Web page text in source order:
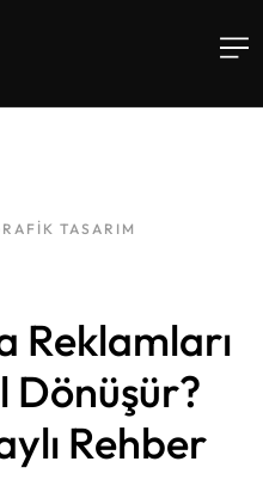
TASARIM
Reklamları
Dönüşür?
Rehber